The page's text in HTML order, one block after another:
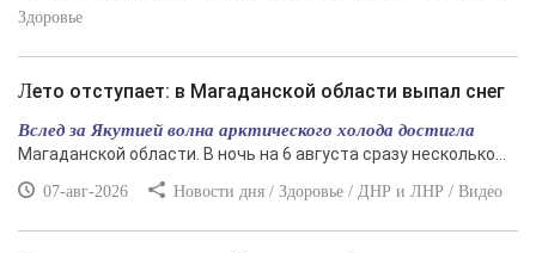
Здоровье
Лето отступает: в Магаданской области выпал снег
Вслед за Якутией волна арктического холода достигла
Магаданской области. В ночь на 6 августа сразу несколько...
07-авг-2026 Новости дня / Здоровье / ДНР и ЛНР / Видео